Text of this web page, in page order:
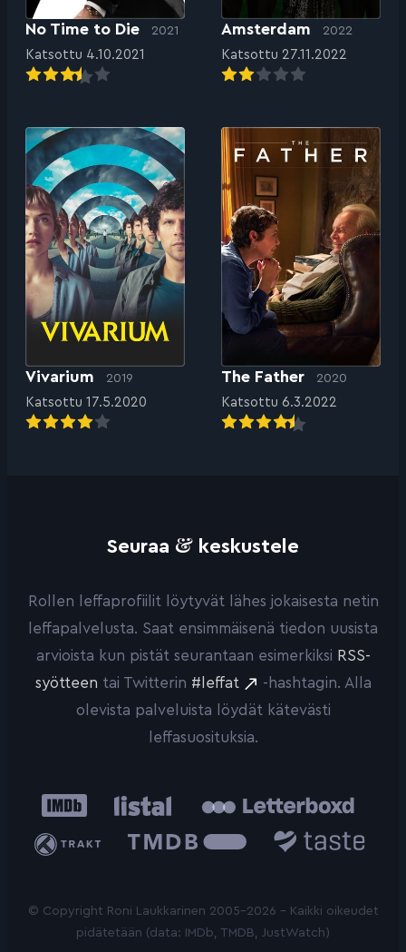
No Time to Die 2021
Katsottu 4.10.2021
Amsterdam 2022
Katsottu 27.11.2022
Vivarium 2019
Katsottu 17.5.2020
The Father 2020
Katsottu 6.3.2022
Seuraa & keskustele
Rollen leffaprofiilit löytyvät lähes jokaisesta netin
leffapalvelusta. Saat ensimmäisenä tiedon uusista
arvioista kun pistät seurantaan esimerkiksi RSS-
syötteen tai Twitterin #leffat
-hashtagin. Alla
olevista palveluista löydät kätevästi
leffasuosituksia.
IMDb Listal
Trakt
Database
© Copyright Roni Laukkarinen 2005-2026 - Kaikki oikeudet
pidätetään (data: IMDb, TMDB, JustWatch)